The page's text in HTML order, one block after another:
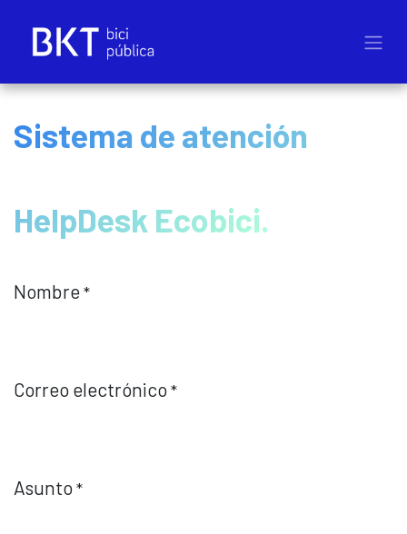
Sistema de atención
HelpDesk Ecobici.
Nombre*
Correo electrónico*
Asunto*